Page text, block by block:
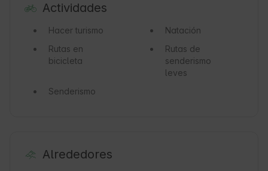
Actividades
Hacer turismo
Natación
Rutas en
bicicleta
Rutas de
senderismo
leves
Senderismo
Alrededores